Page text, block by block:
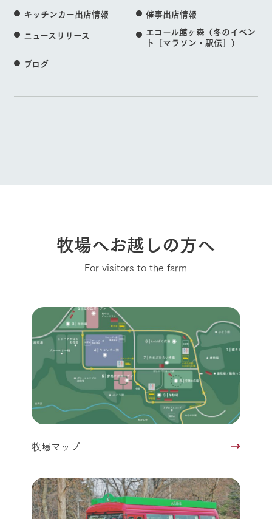
キッチンカー出店情報
催事出店情報
ニュースリリース
エコール館ヶ森（冬のイベン
ト［マラソン・駅伝］）
ブログ
牧場へお越しの方へ
For visitors to the farm
牧場マップ